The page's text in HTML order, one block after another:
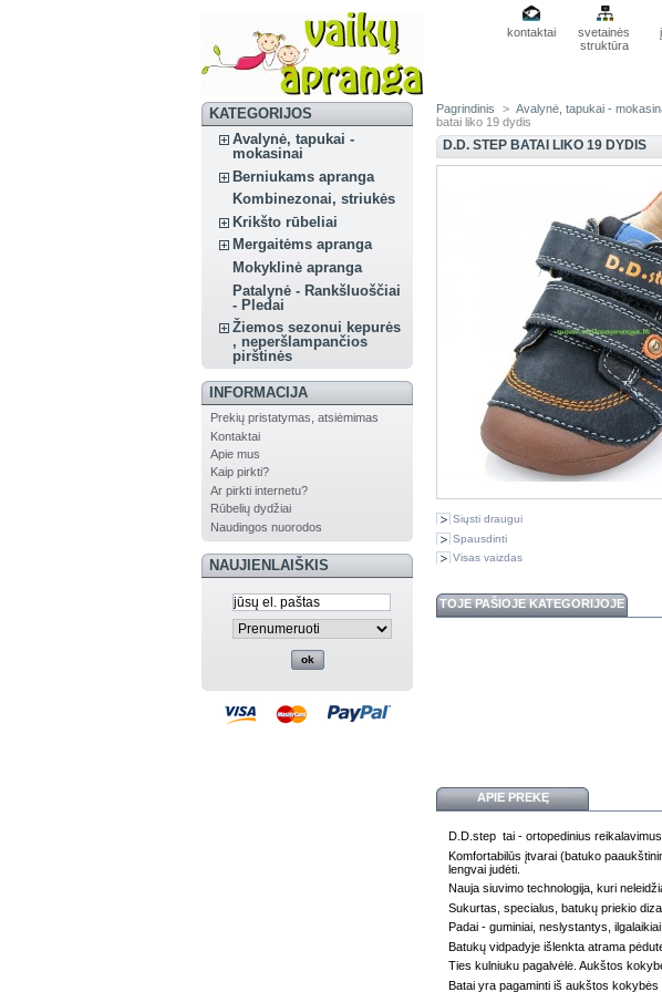
kontaktai
svetainės
struktūra
KATEGORIJOS
Avalynė, tapukai -
mokasinai
Berniukams apranga
Kombinezonai, striukės
Krikšto rūbeliai
Mergaitėms apranga
Mokyklinė apranga
Patalynė - Rankšluoščiai
- Pledai
Žiemos sezonui kepurės
, neperšlampančios
pirštinės
INFORMACIJA
Prekių pristatymas, atsiėmimas
Kontaktai
Apie mus
Kaip pirkti?
Ar pirkti internetu?
Rūbelių dydžiai
Naudingos nuorodos
NAUJIENLAIŠKIS
Pagrindinis > Avalynė, tapukai -
batai liko 19 dydis
D.D. STEP BATAI LIKO 19 DYDIS
Siųsti draugui
Spausdinti
Visas vaizdas
TOJE PAŠIOJE KATEGORIJOJE
APIE PREKĘ
D.D.step tai - ortopedinius
Komfortabilūs įtvarai (batuko
lengvai judėti.
Nauja siuvimo technologija, kuri
Sukurtas, specialus, batukų priekio
Padai - guminiai, neslystantys,
Batukų vidpadyje išlenkta atrama
Ties kulniuku pagalvėlė. Aukštos
Batai yra pagaminti iš aukštos kokybės